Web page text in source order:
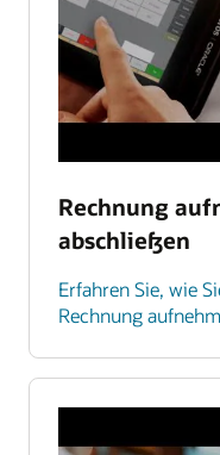
Rechnung
abschließen
Erfahren Sie, wie
Rechnung